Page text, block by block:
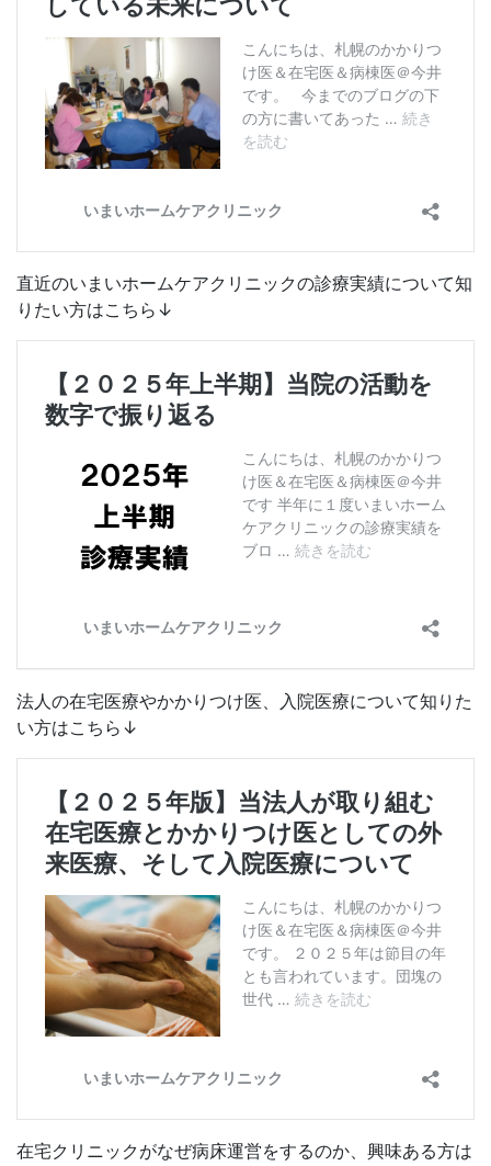
直近のいまいホームケアクリニックの診療実績について知
りたい方はこちら↓
法人の在宅医療やかかりつけ医、入院医療について知りた
い方はこちら↓
在宅クリニックがなぜ病床運営をするのか、興味ある方は